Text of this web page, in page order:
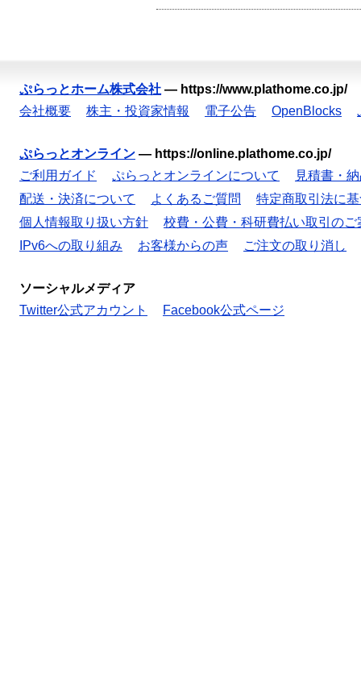
ぷらっとホーム株式会社 — https://www.plathome.co.jp/
会社概要
株主・投資家情報 電子公告 OpenBlocks
ぷらっとオンライン — https://online.plathome.co.jp/
ご利用ガイド
ぷらっとオンラインについて
見積書・
配送・決済について
よくあるご質問
特定商取引法に
個人情報取り扱い方針
校費・公費・科研費払い取引のご
IPv6への取り組み
お客様からの声 ご注文の取り消し
ソーシャルメディア
Twitter公式アカウント
Facebook公式ページ